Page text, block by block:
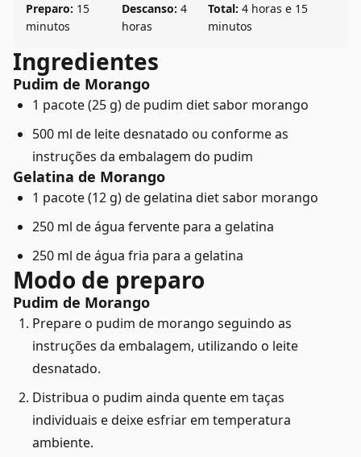
Preparo: 15
minutos
Descanso: 4
horas
Total: 4 horas e 15
minutos
Ingredientes
Pudim de Morango
1 pacote (25 g) de pudim diet sabor morango
500 ml de leite desnatado ou conforme as
instruções da embalagem do pudim
Gelatina de Morango
1 pacote (12 g) de gelatina diet sabor morango
250 ml de água fervente para a gelatina
250 ml de água fria para a gelatina
Modo de preparo
Pudim de Morango
Prepare o pudim de morango seguindo as
instruções da embalagem, utilizando o leite
desnatado.
Distribua o pudim ainda quente em taças
individuais e deixe esfriar em temperatura
ambiente.